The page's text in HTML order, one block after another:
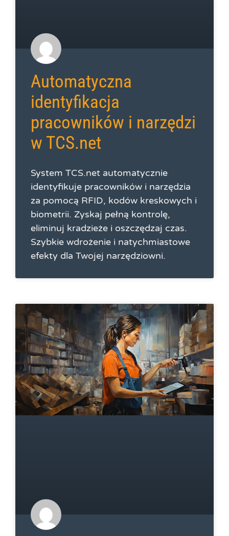
Automatyczna
identyfikacja
pracowników i narzędzi
w TCS.net
System TCS.net automatycznie
identyfikuje pracowników i narzędzia
za pomocą RFID, kodów kreskowych i
biometrii. Zyskaj pełną kontrolę,
eliminuj kradzieże i oszczędzaj czas.
Szybkie wdrożenie i natychmiastowe
efekty dla Twojej narzędziowni.